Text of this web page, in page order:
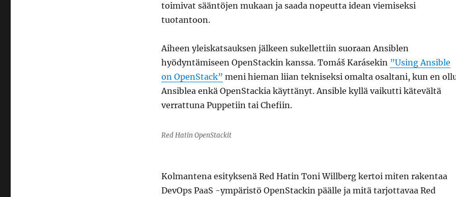
toimivat sääntöjen mukaan ja saada nopeutta idean viemiseksi
tuotantoon.
Aiheen yleiskatsauksen jälkeen sukellettiin suoraan Ansiblen
hyödyntämiseen OpenStackin kanssa. Tomáš Karásekin ”Using Ansible
on OpenStack” meni hieman liian tekniseksi omalta osaltani, kun en
Ansiblea enkä OpenStackia käyttänyt. Ansible kyllä vaikutti kätevältä
verrattuna Puppetiin tai Chefiin.
Red Hatin OpenStackit
Kolmantena esityksenä Red Hatin Toni Willberg kertoi miten rakentaa
DevOps PaaS -ympäristö OpenStackin päälle ja mitä tarjottavaa Red